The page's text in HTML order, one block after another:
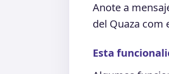
Anote a
del Quaza com
Esta